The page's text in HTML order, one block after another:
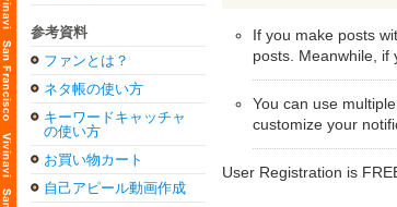
参考資料
ファンとは？
ネタ帳の使い方
キーワードキャッチャ
の使い方
お買い物カート
自己アピール動画作成
If you make posts
posts. Meanwhile, if
You can use
customize your
User Registration is